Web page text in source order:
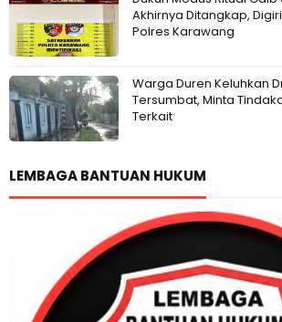
Akhirnya Ditangkap,
Polres Karawang
Warga Duren Keluhkan
Tersumbat, Minta
Terkait
LEMBAGA BANTUAN HUKUM